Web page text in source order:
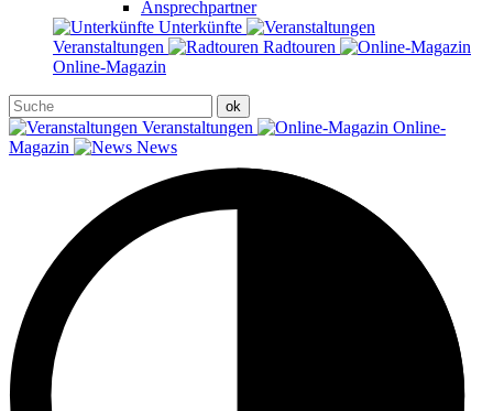
Ansprechpartner
Unterkünfte
Veranstaltungen
Radtouren
Online-Magazin
Veranstaltungen
Online-
Magazin
News